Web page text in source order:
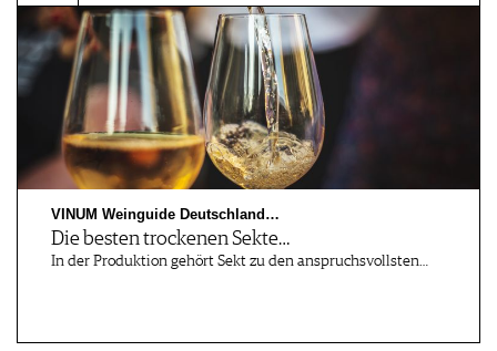
VINUM Weinguide Deutschland…
Die besten trockenen Sekte…
In der Produktion gehört Sekt zu den anspruchsvollsten…